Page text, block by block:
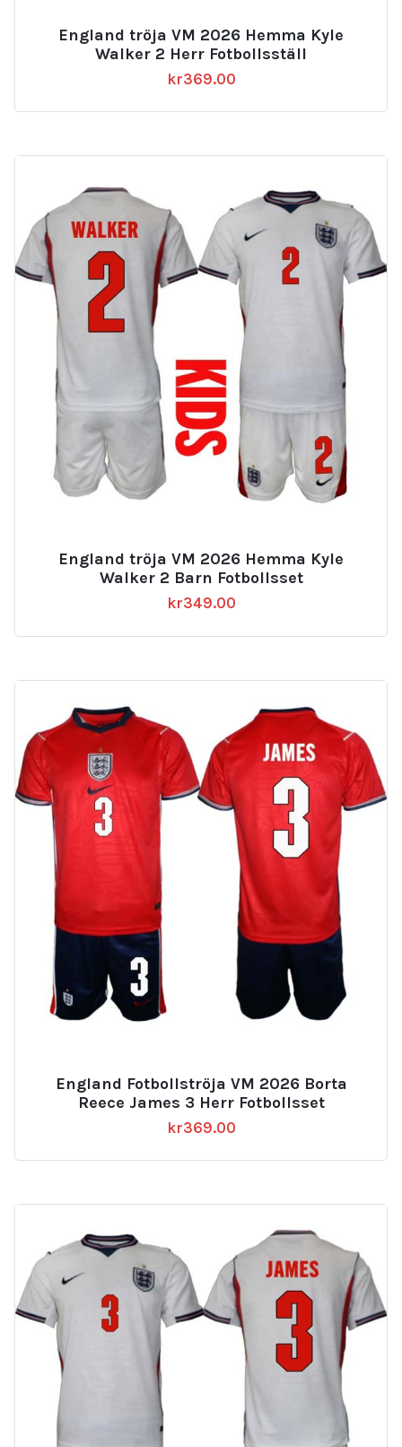
England tröja VM 2026 Hemma Kyle
Walker 2 Herr Fotbollsställ
kr369.00
England tröja VM 2026 Hemma Kyle
Walker 2 Barn Fotbollsset
kr349.00
England Fotbollströja VM 2026 Borta
Reece James 3 Herr Fotbollsset
kr369.00